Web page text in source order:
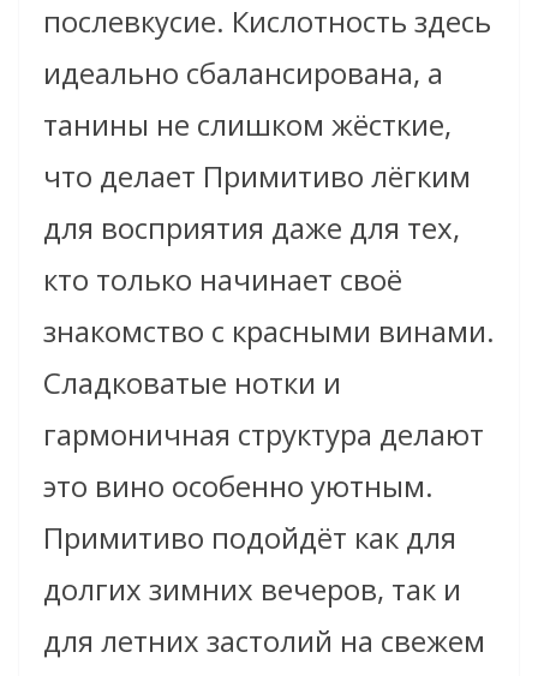
послевкусие. Кислотность здесь
идеально сбалансирована, а
танины не слишком жёсткие,
что делает Примитиво лёгким
для восприятия даже для тех,
кто только начинает своё
знакомство с красными винами.
Сладковатые нотки и
гармоничная структура делают
это вино особенно уютным.
Примитиво подойдёт как для
долгих зимних вечеров, так и
для летних застолий на свежем